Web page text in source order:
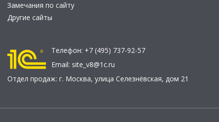
Замечания по сайту
Другие сайты
Телефон: +7 (495) 737-92-57
Email: site_v8@1c.ru
Отдел продаж: г. Москва, улица Селезнёвская, дом 21